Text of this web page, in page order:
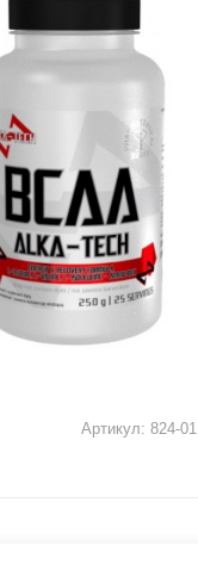
Артикул: 824-01